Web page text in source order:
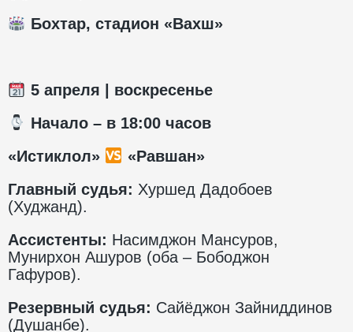
Бохтар, стадион «Вахш»
5 апреля | воскресенье
️ Начало – в 18:00 часов
«Истиклол»
«Равшан»
Главный судья: Хуршед Дадобоев
(Худжанд).
Ассистенты: Насимджон Мансуров,
Мунирхон Ашуров (оба – Бободжон
Гафуров).
Резервный судья: Сайёджон Зайниддинов
(Душанбе).